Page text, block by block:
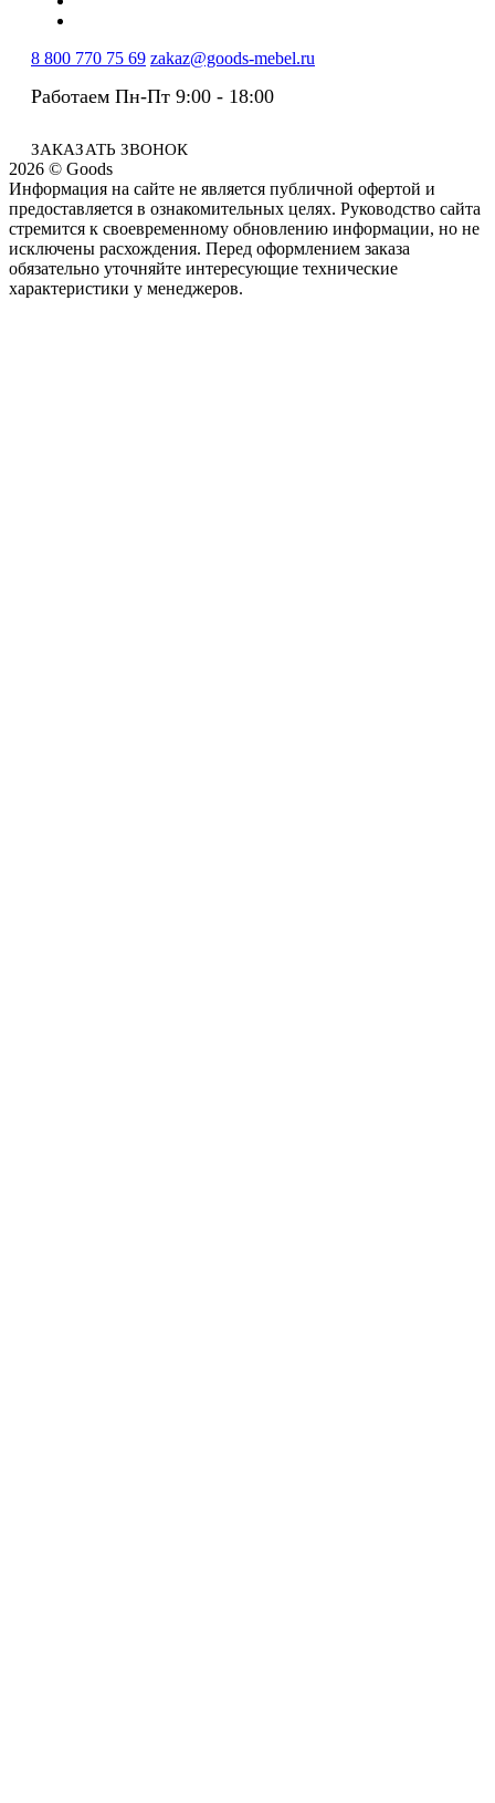
8 800 770 75 69 zakaz@goods-mebel.ru
Работаем Пн-Пт 9:00 - 18:00
ЗАКАЗАТЬ ЗВОНОК
2026 © Goods
Информация на сайте не является публичной офертой и
предоставляется в ознакомительных целях. Руководство сайта
стремится к своевременному обновлению информации, но не
исключены расхождения. Перед оформлением заказа
обязательно уточняйте интересующие технические
характеристики у менеджеров.